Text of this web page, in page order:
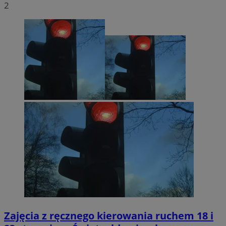
2
Zajęcia z ręcznego kierowania ruchem 18 i
Nazwa
swiony.pl
SessID swiony.pl
CookieScriptConsent 4 tygodnie 2 dni